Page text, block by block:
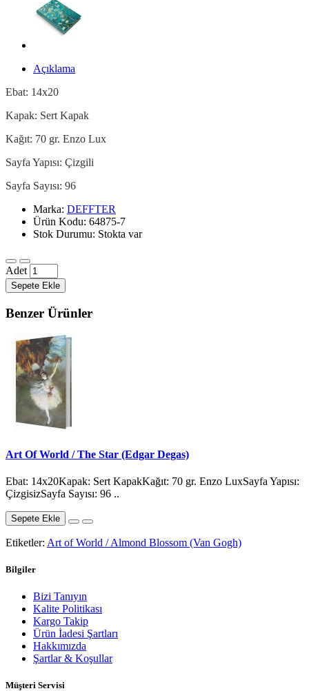
Açıklama
Ebat: 14x20
Kapak: Sert Kapak
Kağıt: 70 gr. Enzo Lux
Sayfa Yapısı: Çizgili
Sayfa Sayısı: 96
Marka: DEFFTER
Ürün Kodu: 64875-7
Stok Durumu: Stokta var
Adet
Sepete Ekle
Benzer Ürünler
Art Of World / The Star (Edgar Degas)
Ebat: 14x20Kapak: Sert KapakKağıt: 70 gr. Enzo LuxSayfa Yapısı:
ÇizgisizSayfa Sayısı: 96 ..
Sepete Ekle
Etiketler: Art of World / Almond Blossom (Van Gogh)
Bilgiler
Bizi Tanıyın
Kalite Politikası
Kargo Takip
Ürün İadesi Şartları
Hakkımızda
Şartlar & Koşullar
Müşteri Servisi